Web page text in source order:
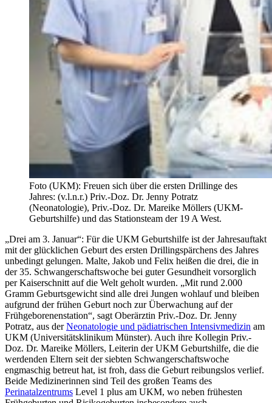
Foto (UKM): Freuen sich über die ersten Drillinge des
Jahres: (v.l.n.r.) Priv.-Doz. Dr. Jenny Potratz
(Neonatologie), Priv.-Doz. Dr. Mareike Möllers (UKM-
Geburtshilfe) und das Stationsteam der 19 A West.
„Drei am 3. Januar“: Für die UKM Geburtshilfe ist der Jahresauftakt
mit der glücklichen Geburt des ersten Drillingspärchens des Jahres
unbedingt gelungen. Malte, Jakob und Felix heißen die drei, die in
der 35. Schwangerschaftswoche bei guter Gesundheit vorsorglich
per Kaiserschnitt auf die Welt geholt wurden. „Mit rund 2.000
Gramm Geburtsgewicht sind alle drei Jungen wohlauf und bleiben
aufgrund der frühen Geburt noch zur Überwachung auf der
Frühgeborenenstation“, sagt Oberärztin Priv.-Doz. Dr. Jenny
Potratz, aus derNeonatologie und pädiatrischen Intensivmedizin am
UKM (Universitätsklinikum Münster). Auch ihre Kollegin Priv.-
Doz. Dr. Mareike Möllers, Leiterin der UKM Geburtshilfe, die die
werdenden Eltern seit der siebten Schwangerschaftswoche
engmaschig betreut hat, ist froh, dass die Geburt reibungslos verlief.
Beide Medizinerinnen sind Teil des großen Teams des
Perinatalzentrums Level 1 plus am UKM, wo neben frühesten